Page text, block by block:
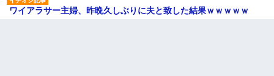
ワイアラサー主婦、昨晩久しぶりに夫と致した結果ｗｗｗｗｗ